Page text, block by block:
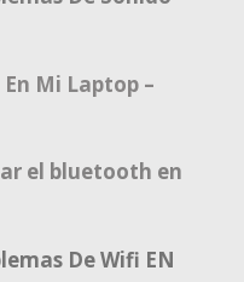
Mi Laptop –
el bluetooth en
De Wifi EN